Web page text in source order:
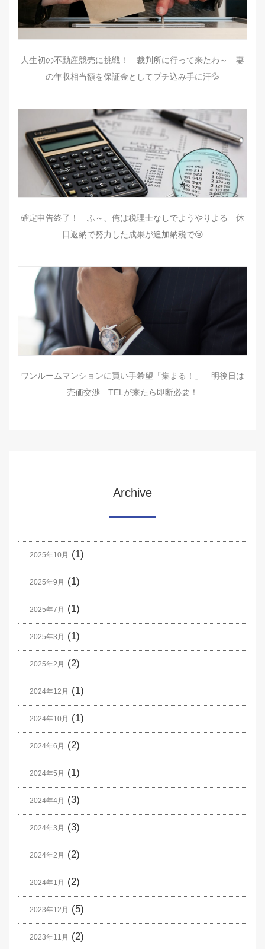
人生初の不動産競売に挑戦！ 裁判所に行って来たわ～ 妻
の年収相当額を保証金としてブチ込み手に汗💦
確定申告終了！ ふ～、俺は税理士なしでようやりよる 休
日返納で努力した成果が追加納税で😢
ワンルームマンションに買い手希望「集まる！」 明後日は
売価交渉 TELが来たら即断必要！
Archive
2025年10月 (1)
2025年9月 (1)
2025年7月 (1)
2025年3月 (1)
2025年2月 (2)
2024年12月 (1)
2024年10月 (1)
2024年6月 (2)
2024年5月 (1)
2024年4月 (3)
2024年3月 (3)
2024年2月 (2)
2024年1月 (2)
2023年12月 (5)
2023年11月 (2)